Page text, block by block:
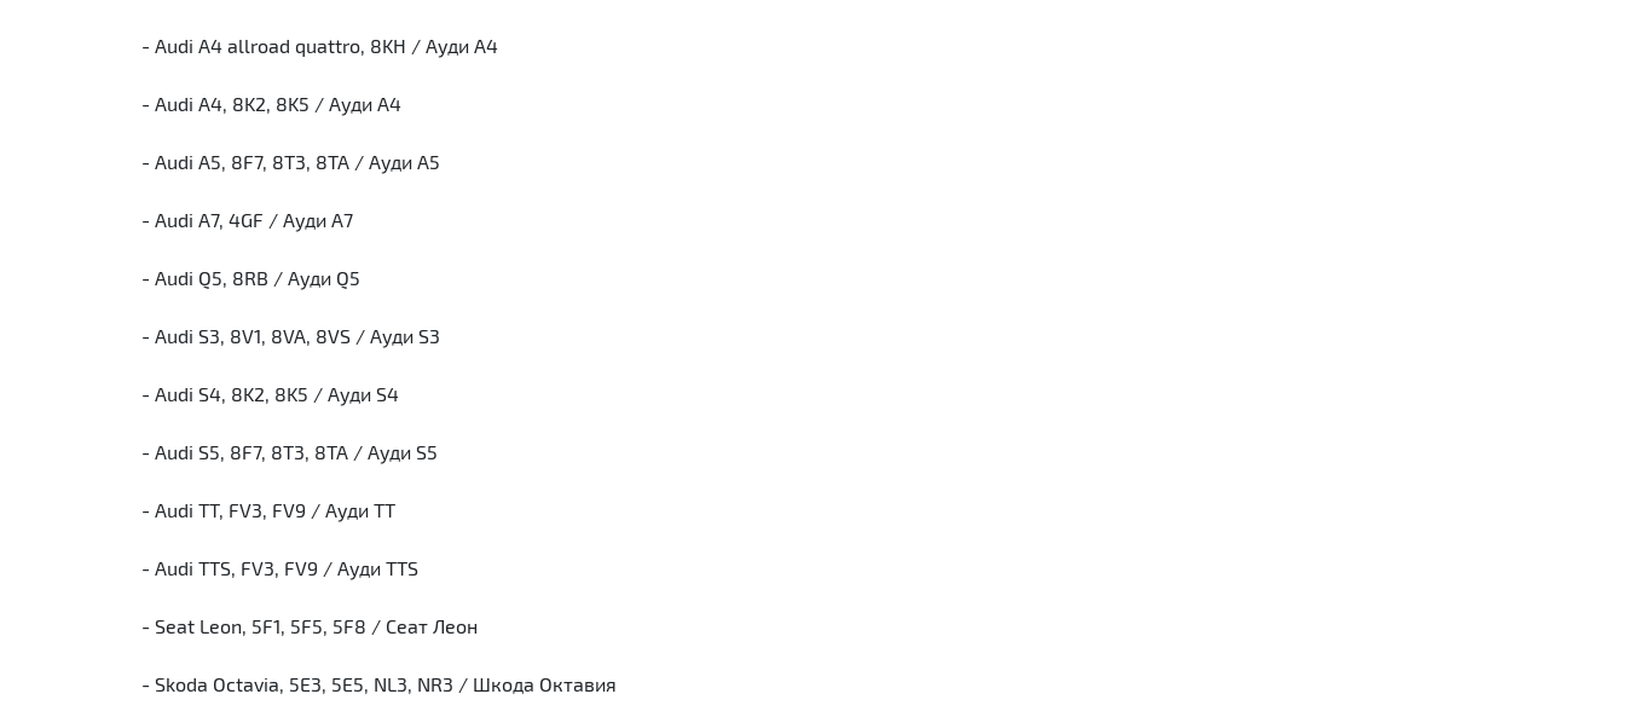
- Audi A4 allroad quattro, 8KH / Ауди А4
- Audi A4, 8K2, 8K5 / Ауди А4
- Audi A5, 8F7, 8T3, 8TA / Ауди А5
- Audi A7, 4GF / Ауди А7
- Audi Q5, 8RB / Ауди Q5
- Audi S3, 8V1, 8VA, 8VS / Ауди S3
- Audi S4, 8K2, 8K5 / Ауди S4
- Audi S5, 8F7, 8T3, 8TA / Ауди S5
- Audi TT, FV3, FV9 / Ауди ТТ
- Audi TTS, FV3, FV9 / Ауди TTS
- Seat Leon, 5F1, 5F5, 5F8 / Сеат Леон
- Skoda Octavia, 5E3, 5E5, NL3, NR3 / Шкода Октавия